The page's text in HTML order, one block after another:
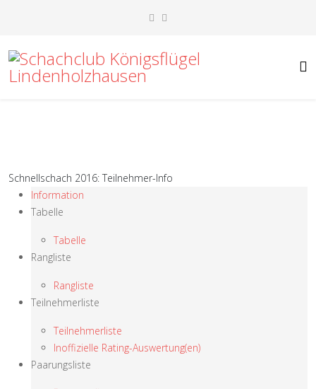
Schnellschach 2016: Teilnehmer-Info
Information
Tabelle
Tabelle
Rangliste
Rangliste
Teilnehmerliste
Teilnehmerliste
Inoffizielle Rating-Auswertung(en)
Paarungsliste